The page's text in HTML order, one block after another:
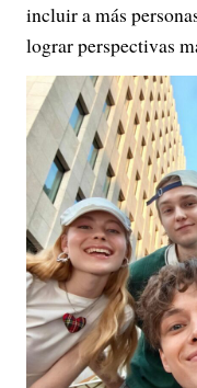
incluir a más
lograr perspectivas